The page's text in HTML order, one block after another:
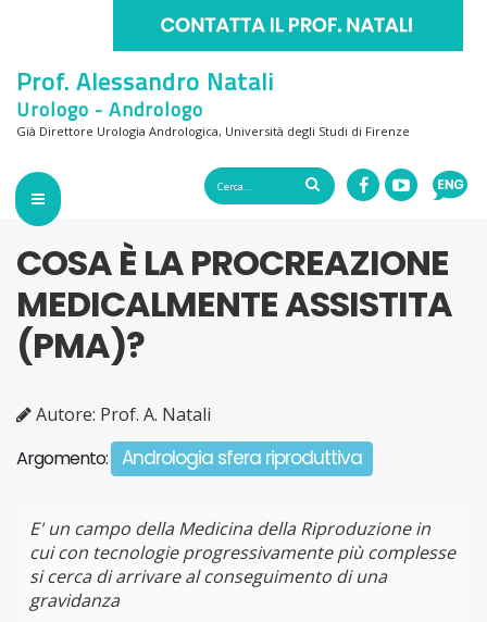
Prof. Alessandro Natali
Urologo - Andrologo
Già Direttore Urologia Andrologica, Università degli Studi di Firenze
COSA È LA PROCREAZIONE
MEDICALMENTE ASSISTITA
(PMA)?
Autore: Prof. A. Natali
Argomento: Andrologia sfera riproduttiva
E' un campo della Medicina della Riproduzione in
cui con tecnologie progressivamente più complesse
si cerca di arrivare al conseguimento di una
gravidanza